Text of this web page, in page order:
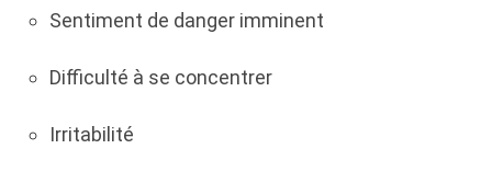
Sentiment de danger imminent
Difficulté à se concentrer
Irritabilité